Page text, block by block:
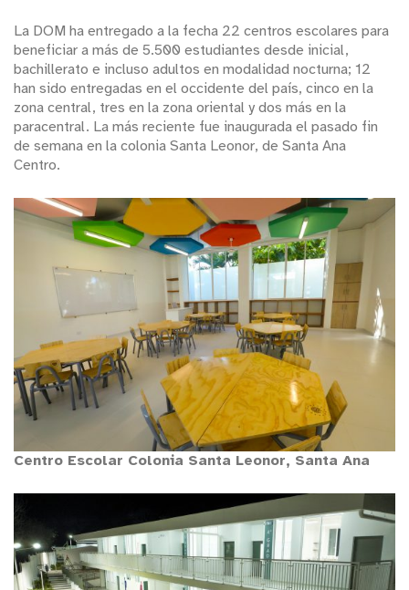
La DOM ha entregado a la fecha 22 centros escolares para
beneficiar a más de 5.500 estudiantes desde inicial,
bachillerato e incluso adultos en modalidad nocturna; 12
han sido entregadas en el occidente del país, cinco en la
zona central, tres en la zona oriental y dos más en la
paracentral. La más reciente fue inaugurada el pasado fin
de semana en la colonia Santa Leonor, de Santa Ana
Centro.
Centro Escolar Colonia Santa Leonor, Santa Ana